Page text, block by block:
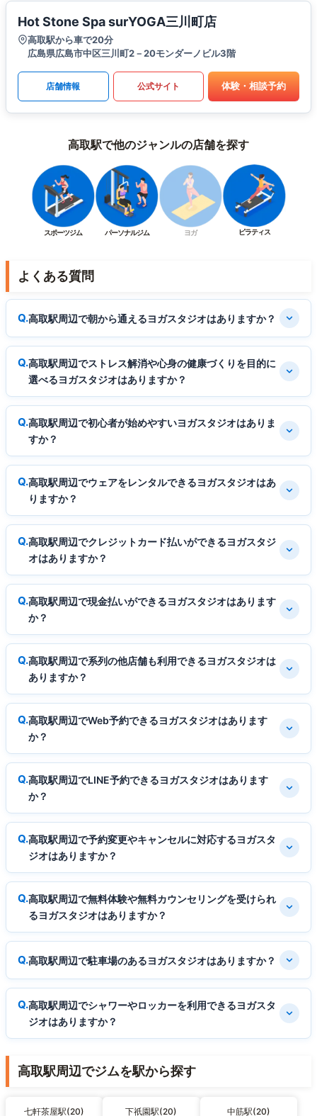
Hot Stone Spa surYOGA三川町店
高取駅から車で20分
広島県広島市中区三川町2－20モンダーノビル3階
店舗情報 公式サイト 体験・相談予約
高取駅で他のジャンルの店舗を探す
スポーツジム パーソナルジム ヨガ ピラティス
よくある質問
高取駅周辺で朝から通えるヨガスタジオはありますか？
高取駅周辺でストレス解消や心身の健康づくりを目的に
選べるヨガスタジオはありますか？
高取駅周辺で初心者が始めやすいヨガスタジオはありま
すか？
高取駅周辺でウェアをレンタルできるヨガスタジオはあ
りますか？
高取駅周辺でクレジットカード払いができるヨガスタジ
オはありますか？
高取駅周辺で現金払いができるヨガスタジオはあります
か？
高取駅周辺で系列の他店舗も利用できるヨガスタジオは
ありますか？
高取駅周辺でWeb予約できるヨガスタジオはあります
か？
高取駅周辺でLINE予約できるヨガスタジオはあります
か？
高取駅周辺で予約変更やキャンセルに対応するヨガスタ
ジオはありますか？
高取駅周辺で無料体験や無料カウンセリングを受けられ
るヨガスタジオはありますか？
高取駅周辺で駐車場のあるヨガスタジオはありますか？
高取駅周辺でシャワーやロッカーを利用できるヨガスタ
ジオはありますか？
高取駅周辺でジムを駅から探す
七軒茶屋駅(20) 下祇園駅(20) 中筋駅(20)